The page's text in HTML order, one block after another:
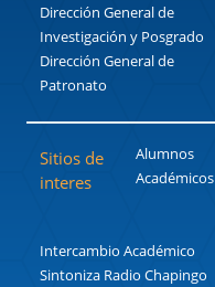
Dirección General de
Investigación y Posgrado
Dirección General de
Patronato
Sitios de
interes
Alumnos
Académicos
Intercambio Académico
Sintoniza Radio Chapingo